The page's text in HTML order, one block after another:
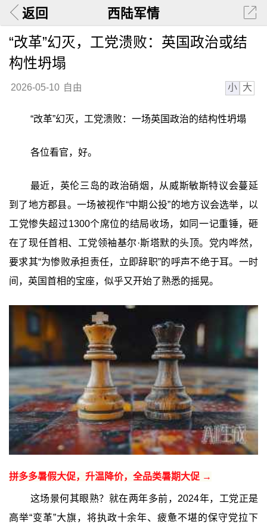
返回 西陆军情
“改革”幻灭，工党溃败：英国政治或结
构性坍塌
2026-05-10 自由 小 大
“改革”幻灭，工党溃败：一场英国政治的结构性坍塌
各位看官，好。
最近，英伦三岛的政治硝烟，从威斯敏斯特议会蔓延
到了地方郡县。一场被视作“中期公投”的地方议会选举，以
工党惨失超过1300个席位的结局收场，如同一记重锤，砸
在了现任首相、工党领袖基尔·斯塔默的头顶。党内哗然，
要求其“为惨败承担责任，立即辞职”的呼声不绝于耳。一时
间，英国首相的宝座，似乎又开始了熟悉的摇晃。
拼多多暑假大促，升温降价，全品类暑期大促 →
这场景何其眼熟？就在两年多前，2024年，工党正是
高举“变革”大旗，将执政十余年、疲惫不堪的保守党拉下